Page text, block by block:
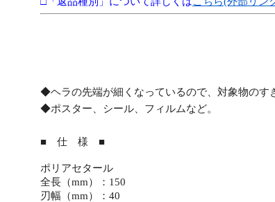
◆ヘラの先端が細くなっているので、対象物のす
◆ポスター、シール、フィルムなど。
■ 仕 様 ■
ポリアセタール
全長（mm）：150
刃幅（mm）：40